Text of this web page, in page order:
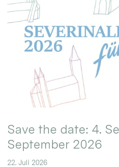
Save the date: 4.
September 2026
22. Juli 2026